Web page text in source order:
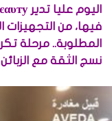
فيها، من التجهيزات
المطلوبة.. مرحلة
نسج الثقة مع